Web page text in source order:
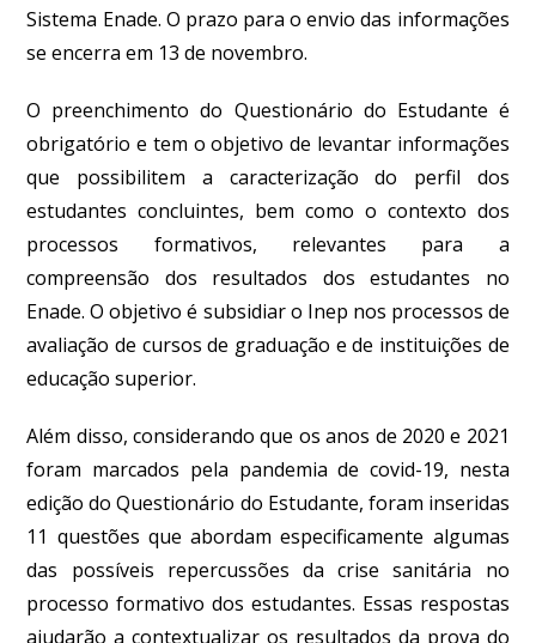
Sistema Enade. O prazo para o envio das informações
se encerra em 13 de novembro.
O preenchimento do Questionário do Estudante é
obrigatório e tem o objetivo de levantar informações
que possibilitem a caracterização do perfil dos
estudantes concluintes, bem como o contexto dos
processos formativos, relevantes para a
compreensão dos resultados dos estudantes no
Enade.O objetivo é subsidiar o Inep nos processos de
avaliação de cursos de graduação e de instituições de
educação superior.
Além disso, considerando que os anos de 2020 e 2021
foram marcados pela pandemia de covid-19, nesta
edição do Questionário do Estudante, foram inseridas
11 questões que abordam especificamente algumas
das possíveis repercussões da crise sanitária no
processo formativo dos estudantes. Essas respostas
ajudarão a contextualizar os resultados da prova do